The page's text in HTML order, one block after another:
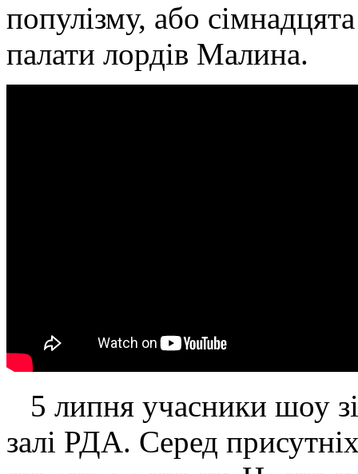
популізму, або
палати лордів Малина.
5 липня учасники шоу
залі РДА. Серед